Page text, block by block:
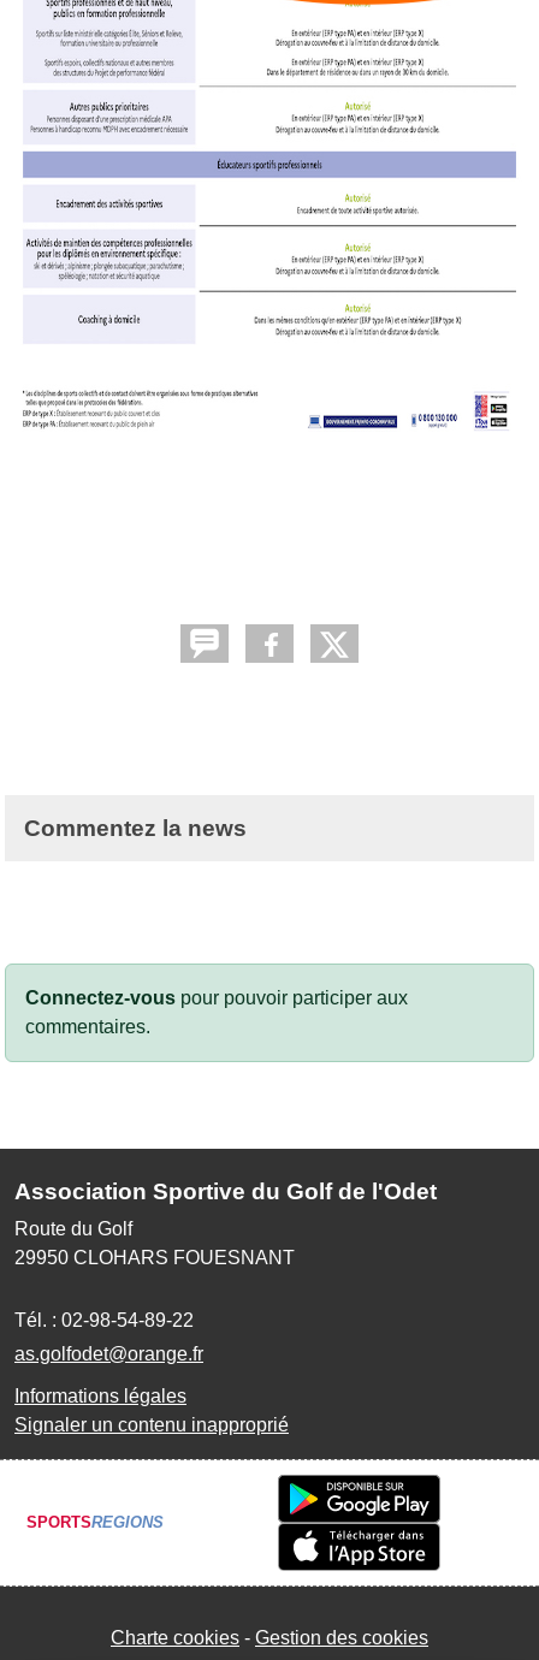
Commentez la news
Connectez-vous pour pouvoir participer aux
commentaires.
Association Sportive du Golf de l'Odet
Route du Golf
29950 CLOHARS FOUESNANT
Tél. : 02-98-54-89-22
as.golfodet@orange.fr
Informations légales
Signaler un contenu inapproprié
SPORTSREGIONS
Charte cookies Gestion des cookies